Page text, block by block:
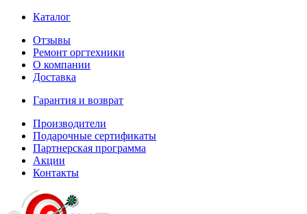
Каталог
Отзывы
Ремонт оргтехники
О компании
Доставка
Гарантия и возврат
Производители
Подарочные сертификаты
Партнерская программа
Акции
Контакты